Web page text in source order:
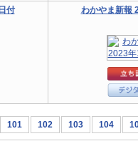
付 わかやま新報
101 102 103 104